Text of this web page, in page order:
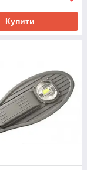
Купити